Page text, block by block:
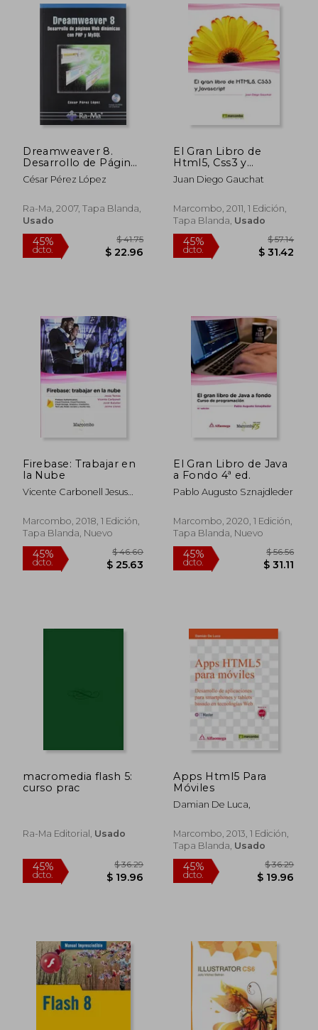
dcto. dcto.
Dreamweaver 8.
Desarrollo de Páginas
web Dinámicas con
php y Mysql
César Pérez López
Ra-Ma, 2007, Tapa Blanda,
Usado
45%
dcto.
$ 41.75
$ 22.96
El Gran Libro de
Html5, Css3 y
Javascript
Juan Diego Gauchat
Marcombo, 2011, 1 Edición,
Tapa Blanda, Usado
45%
dcto. $
Firebase: Trabajar en
la Nube
Vicente Carbonell Jesus
Marcombo, 2018, 1 Edición,
Tapa Blanda, Nuevo
El Gran Libro de Java
a Fondo 4ª ed.
Pablo Augusto Sznajdleder
Marcombo, 2020, 1 Edición,
Tapa Blanda, Nuevo
macromedia flash 5:
curso prac
Ra-Ma Editorial, Usado
Apps Html5 Para
Móviles
Damian De Luca,
Marcombo, 2013, 1 Edición,
Tapa Blanda, Usado